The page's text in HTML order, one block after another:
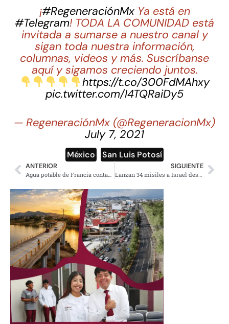
¡#RegeneraciónMxYa está en
#Telegram! TODA LA COMUNIDAD está
invitada a sumarse a nuestro canal y
sigan toda nuestra información,
columnas, videos y más. Suscríbanse
aquí y sigamos creciendo juntos.
https://t.co/300FdMAhxy
pic.twitter.com/I4TQRaiDy5
— RegeneraciónMx (@RegeneracionMx)
July 7, 2021
México San Luis Potosí
ANTERIOR SIGUIENTE